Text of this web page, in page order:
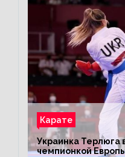
Карате
Украинка Терлюга
чемпионкой